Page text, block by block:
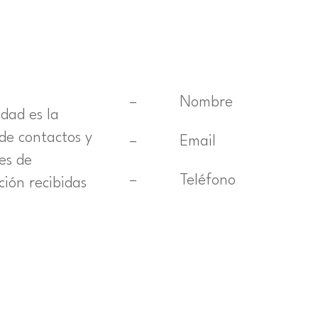
es la
contactos y
de
recibidas
– Nombre
– Email
– Teléfono